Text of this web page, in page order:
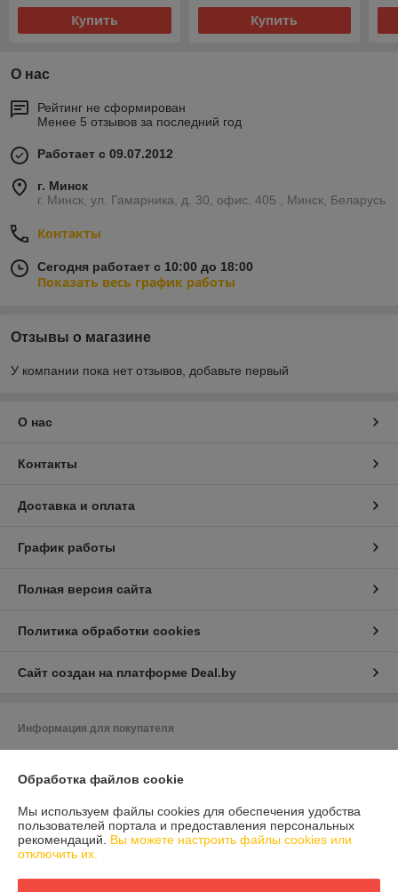
Купить Купить
О нас
Рейтинг не сформирован
Менее 5 отзывов за последний год
Работает с 09.07.2012
г. Минск
г. Минск, ул. Гамарника, д. 30, офис. 405 , Минск, Беларусь
Контакты
Сегодня работает с 10:00 до 18:00
Показать весь график работы
Отзывы о магазине
У компании пока нет отзывов, добавьте первый
О нас
Контакты
Доставка и оплата
График работы
Полная версия сайта
Политика обработки cookies
Сайт создан на платформе Deal.by
Информация для покупателя
УНП: 193543133
Регистрационный орган: Минский горисполком
Дата регистрации компании: 04.05.2021
Обработка файлов cookie
Мы используем файлы cookies для обеспечения удобства
пользователей портала и предоставления персональных
рекомендаций. Вы можете настроить файлы cookies или
отключить их.